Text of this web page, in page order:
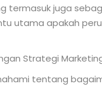
termasuk juga
utama apakah
Strategi
tentang